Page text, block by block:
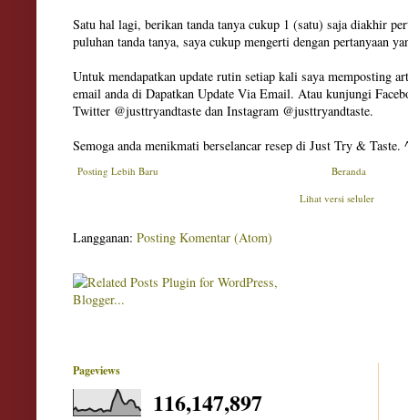
Satu hal lagi, berikan tanda tanya cukup 1 (satu) saja diakhir
puluhan tanda tanya, saya cukup mengerti dengan pertanyaan
Untuk mendapatkan update rutin setiap kali saya memposting
email anda di Dapatkan Update Via Email. Atau kunjungi
Twitter @justtryandtaste dan Instagram @justtryandtaste.
Semoga anda menikmati berselancar resep di Just Try & Taste.
Posting Lebih Baru
Beranda
Lihat versi seluler
Langganan: Posting Komentar (Atom)
Pageviews
116,147,897